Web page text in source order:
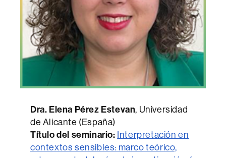
Dra. Elena Pérez Estevan, Universidad
de Alicante (España)
Título del seminario: Interpretación en
contextos sensibles: marco teórico,